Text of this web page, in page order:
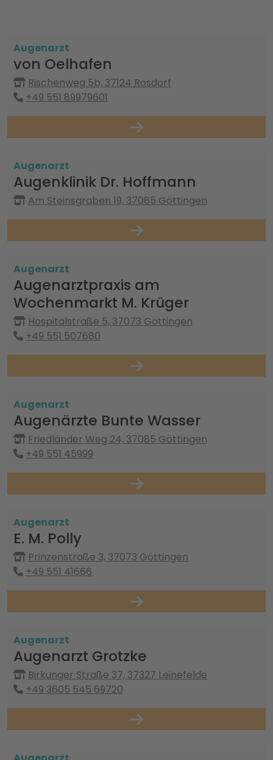
Augenarzt
von Oelhafen
Rischenweg 5b, 37124 Rosdorf
+49 551 89979601
Augenarzt
Augenklinik Dr. Hoffmann
Am Steinsgraben 19, 37085 Göttingen
Augenarzt
Augenarztpraxis am
Wochenmarkt M. Krüger
Hospitalstraße 5, 37073 Göttingen
+49 551 507680
Augenarzt
Augenärzte Bunte Wasser
Friedländer Weg 24, 37085 Göttingen
+49 551 45999
Augenarzt
E. M. Polly
Prinzenstraße 3, 37073 Göttingen
+49 551 41666
Augenarzt
Augenarzt Grotzke
Birkunger Straße 37, 37327 Leinefelde
+49 3605 545 69720